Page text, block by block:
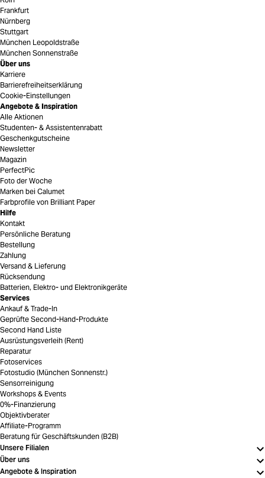
Frankfurt
Nürnberg
Stuttgart
München Leopoldstraße
München Sonnenstraße
Über uns
Karriere
Barrierefreiheitserklärung
Cookie-Einstellungen
Angebote & Inspiration
Alle Aktionen
Studenten- & Assistentenrabatt
Geschenkgutscheine
Newsletter
Magazin
PerfectPic
Foto der Woche
Marken bei Calumet
Farbprofile von Brilliant Paper
Hilfe
Kontakt
Persönliche Beratung
Bestellung
Zahlung
Versand & Lieferung
Rücksendung
Batterien, Elektro- und Elektronikgeräte
Services
Ankauf & Trade-In
Geprüfte Second-Hand-Produkte
Second Hand Liste
Ausrüstungsverleih (Rent)
Reparatur
Fotoservices
Fotostudio (München Sonnenstr.)
Sensorreinigung
Workshops & Events
0%-Finanzierung
Objektivberater
Affiliate-Programm
Beratung für Geschäftskunden (B2B)
Unsere Filialen
Über uns
Angebote & Inspiration